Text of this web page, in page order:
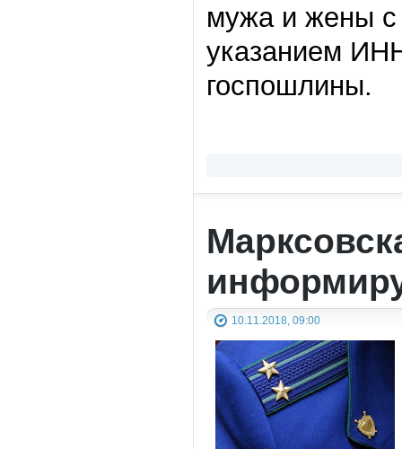
мужа и жены с
указанием
госпошлины.
10.11.2018, 09:00